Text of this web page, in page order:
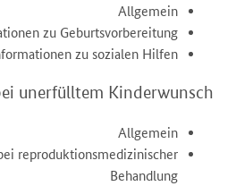
Allgemein
zu Geburtsvorbereitung
zu sozialen Hilfen
unerfülltem Kinderwunsch
Allgemein
reproduktionsmedizinischer
Behandlung